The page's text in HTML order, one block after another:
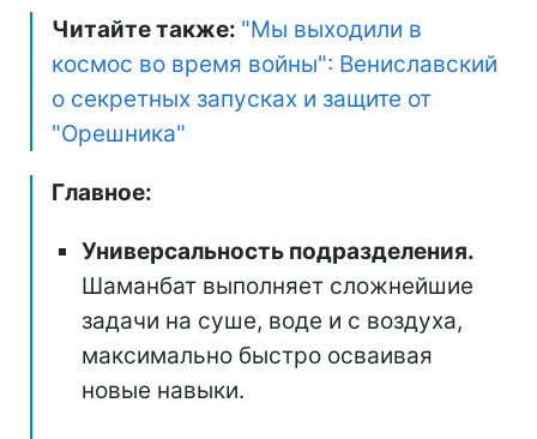
Читайте также: "Мы выходили в
космос во время войны": Вениславский
о секретных запусках и защите от
"Орешника"
Главное:
Универсальность подразделения.
Шаманбат выполняет сложнейшие
задачи на суше, воде и с воздуха,
максимально быстро осваивая
новые навыки.